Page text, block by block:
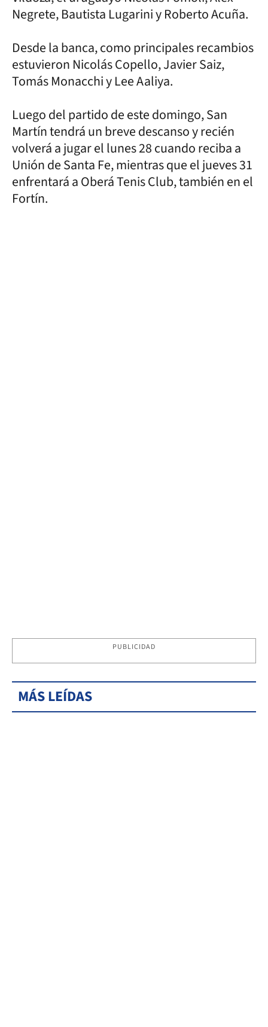
Negrete, Bautista Lugarini y Roberto Acuña.
Desde la banca, como principales recambios
estuvieron Nicolás Copello, Javier Saiz,
Tomás Monacchi y Lee Aaliya.
Luego del partido de este domingo, San
Martín tendrá un breve descanso y recién
volverá a jugar el lunes 28 cuando reciba a
Unión de Santa Fe, mientras que el jueves 31
enfrentará a Oberá Tenis Club, también en el
Fortín.
PUBLICIDAD
MÁS LEÍDAS